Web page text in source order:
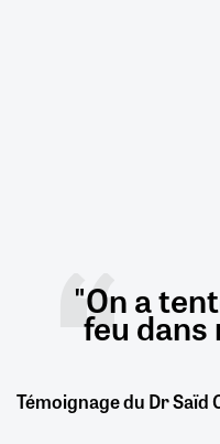
"On a
feu
Témoignage du Dr Saïd